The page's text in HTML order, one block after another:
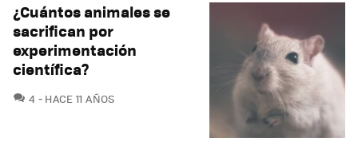
¿Cuántos animales se
sacrifican por
experimentación
científica?
4 COMENTARIOS
HACE 11 AÑOS